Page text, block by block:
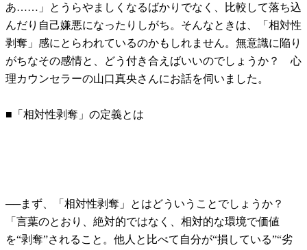
あ……」とうらやましくなるばかりでなく、比較して落ち込
んだり自己嫌悪になったりしがち。そんなときは、「相対性
剥奪」感にとらわれているのかもしれません。無意識に陥り
がちなその感情と、どう付き合えばいいのでしょうか？ 心
理カウンセラーの山口真央さんにお話を伺いました。
■「相対性剥奪」の定義とは
──まず、「相対性剥奪」とはどういうことでしょうか？
「言葉のとおり、絶対的ではなく、相対的な環境で価値
を“剥奪”されること。他人と比べて自分が“損している”“劣